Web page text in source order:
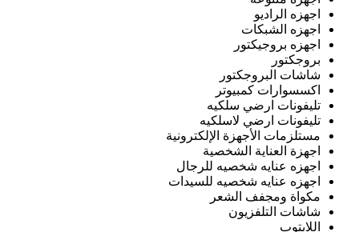
اجهزه الراديو
اجهزه الشبكات
اجهزه بروجيكتور
بروجكتور
شاشات البروجكتور
اكسسوارات كمبيوتر
تليفونات ارضي سلكيه
تليفونات ارضي لاسلكيه
مستلزمات الأجهزة الإلكترونية
اجهزة العناية الشخصية
اجهزه عنايه شخصيه للرجال
اجهزه عنايه شخصيه للسيدات
مكواة ومجفف الشعر
شاشات التلفزيون
اللابتوب